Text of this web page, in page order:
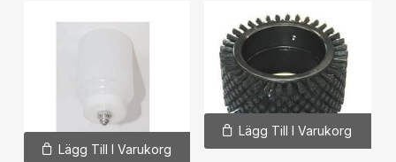
Lägg Till I Varukorg
Lägg Till I Varukorg